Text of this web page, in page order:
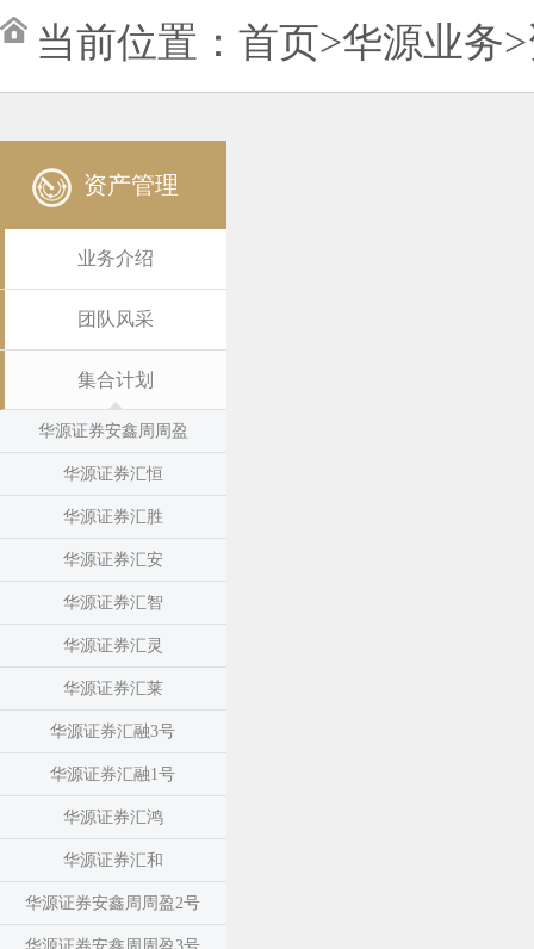
当前位置： 首页>华源业务>
资产管理
业务介绍
团队风采
集合计划
华源证券安鑫周周盈
华源证券汇恒
华源证券汇胜
华源证券汇安
华源证券汇智
华源证券汇灵
华源证券汇莱
华源证券汇融3号
华源证券汇融1号
华源证券汇鸿
华源证券汇和
华源证券安鑫周周盈2号